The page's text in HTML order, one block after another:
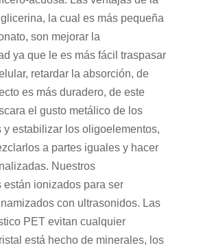
la cual es más pequeña
son mejorar la
ya que le es más fácil traspasar
retardar la absorción, de
es más duradero, de este
el gusto metálico de los
y estabilizar los oligoelementos,
a partes iguales y hacer
Nuestros
están ionizados para ser
con ultrasonidos. Las
PET evitan cualquier
está hecho de minerales, los